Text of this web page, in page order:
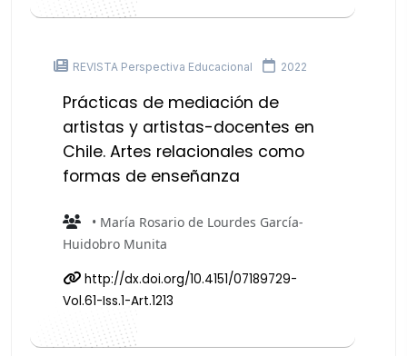
REVISTA Perspectiva Educacional 2022
Prácticas de mediación de
artistas y artistas-docentes en
Chile. Artes relacionales como
formas de enseñanza
• María Rosario de Lourdes García-
Huidobro Munita
http://dx.doi.org/10.4151/07189729-
Vol.61-Iss.1-Art.1213